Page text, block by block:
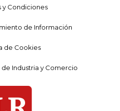
y Condiciones
de Información
de Cookies
Industria y Comercio